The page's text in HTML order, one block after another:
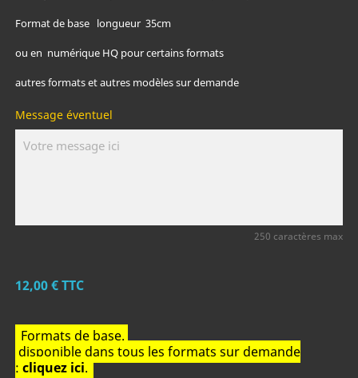
Format de base longueur 35cm
ou en numérique HQ pour certains formats
autres formats et autres modèles sur demande
Message éventuel
250 caractères max
12,00 €TTC
Formats de base.
disponible dans tous les formats sur demande
:cliquez ici.